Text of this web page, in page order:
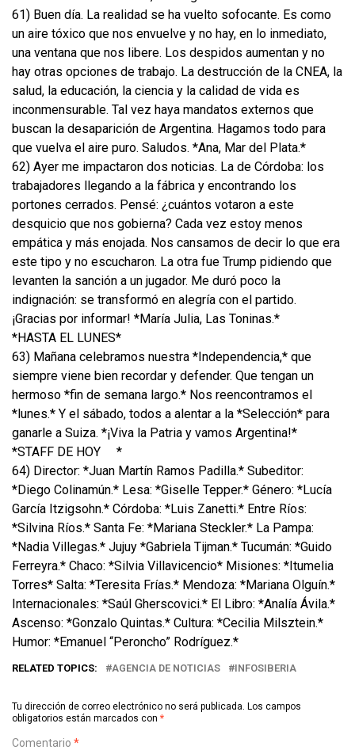
61) Buen día. La realidad se ha vuelto sofocante. Es como
un aire tóxico que nos envuelve y no hay, en lo inmediato,
una ventana que nos libere. Los despidos aumentan y no
hay otras opciones de trabajo. La destrucción de la CNEA, la
salud, la educación, la ciencia y la calidad de vida es
inconmensurable. Tal vez haya mandatos externos que
buscan la desaparición de Argentina. Hagamos todo para
que vuelva el aire puro. Saludos. *Ana, Mar del Plata.*
62) Ayer me impactaron dos noticias. La de Córdoba: los
trabajadores llegando a la fábrica y encontrando los
portones cerrados. Pensé: ¿cuántos votaron a este
desquicio que nos gobierna? Cada vez estoy menos
empática y más enojada. Nos cansamos de decir lo que era
este tipo y no escucharon. La otra fue Trump pidiendo que
levanten la sanción a un jugador. Me duró poco la
indignación: se transformó en alegría con el partido.
¡Gracias por informar! *María Julia, Las Toninas.*
*HASTA EL LUNES*
63) Mañana celebramos nuestra *Independencia,* que
siempre viene bien recordar y defender. Que tengan un
hermoso *fin de semana largo.* Nos reencontramos el
*lunes.* Y el sábado, todos a alentar a la *Selección* para
ganarle a Suiza. *¡Viva la Patria y vamos Argentina!*
*STAFF DE HOY
*
64) Director: *Juan Martín Ramos Padilla.* Subeditor:
*Diego Colinamún.* Lesa: *Giselle Tepper.* Género: *Lucía
García Itzigsohn.* Córdoba: *Luis Zanetti.* Entre Ríos:
*Silvina Ríos.* Santa Fe: *Mariana Steckler.* La Pampa:
*Nadia Villegas.* Jujuy *Gabriela Tijman.* Tucumán: *Guido
Ferreyra.* Chaco: *Silvia Villavicencio* Misiones: *Itumelia
Torres* Salta: *Teresita Frías.* Mendoza: *Mariana Olguín.*
Internacionales: *Saúl Gherscovici.* El Libro: *Analía Ávila.*
Ascenso: *Gonzalo Quintas.* Cultura: *Cecilia Milsztein.*
Humor: *Emanuel “Peroncho” Rodríguez.*
RELATED TOPICS: AGENCIA DE NOTICIAS INFOSIBERIA
Tu dirección de correo electrónico no será publicada. Los campos
obligatorios están marcados con *
Comentario *